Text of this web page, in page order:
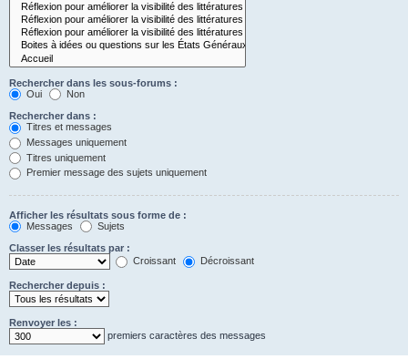
Rechercher dans les sous-forums :
Oui
Non
Rechercher dans :
Titres et messages
Messages uniquement
Titres uniquement
Premier message des sujets uniquement
Afficher les résultats sous forme de :
Messages
Sujets
Classer les résultats par :
Croissant
Décroissant
Rechercher depuis :
Renvoyer les :
premiers caractères des messages